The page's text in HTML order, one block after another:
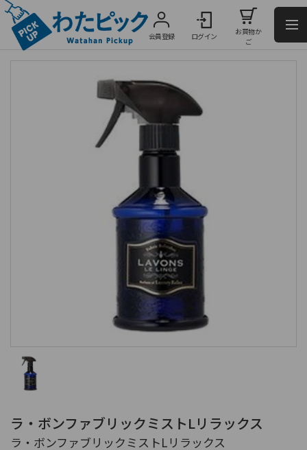
会員登録 ログイン
お買物か
ご
ラ・ボンファブリックミストLリラックス
ラ・ボンファブリックミストLリラックス